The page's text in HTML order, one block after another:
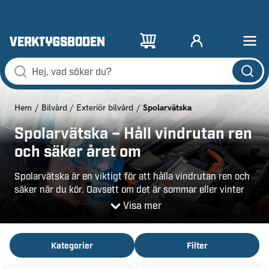
Hem Bilvård Exteriör bilvård Spolarvätska
Spolarvätska – Håll vindrutan ren
och säker året om
Spolarvätska är en viktigt för att hålla vindrutan ren och
säker när du kör. Oavsett om det är sommar eller vinter
behöver du rätt typ av spolarvätska som är anpassad
spolarvätska som effektivt löser upp smuts, damm och
insekter, samtidigt som de skyddar mot frost under de
Visa mer
Kategorier Filter